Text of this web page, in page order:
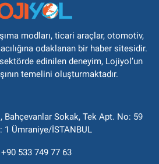
modları, ticari araçlar, otomotiv,
odaklanan bir haber sitesidir.
sektörde edinilen deneyim, Lojiyol’un
temelini oluşturmaktadır.
Sokak, Tek Apt. No: 59
1 Ümraniye/İSTANBUL
+90 533 749 77 63